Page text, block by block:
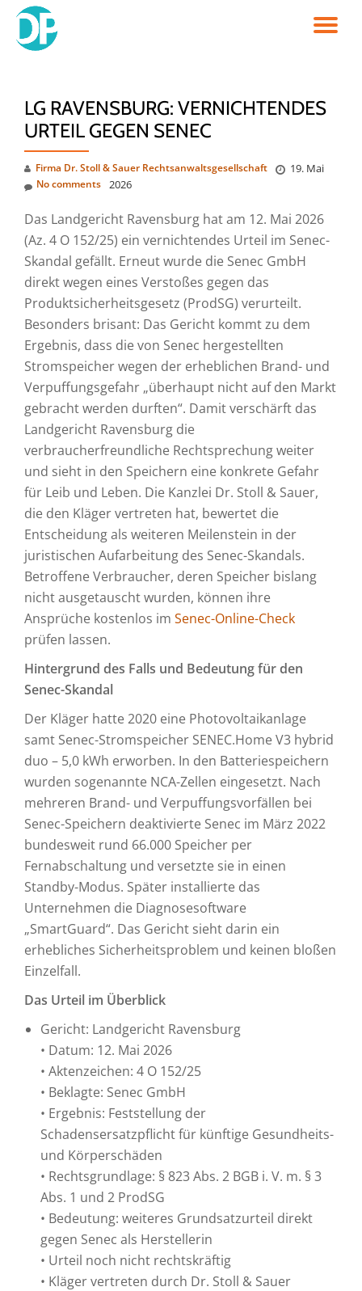
Skip
LG RAVENSBURG: VERNICHTENDES
URTEIL GEGEN SENEC
Firma Dr. Stoll & Sauer Rechtsanwaltsgesellschaft
19. Mai
2026
No comments
Das Landgericht Ravensburg hat am 12. Mai 2026
(Az. 4 O 152/25) ein vernichtendes Urteil im Senec-
Skandal gefällt. Erneut wurde die Senec GmbH
direkt wegen eines Verstoßes gegen das
Produktsicherheitsgesetz (ProdSG) verurteilt.
Besonders brisant: Das Gericht kommt zu dem
Ergebnis, dass die von Senec hergestellten
Stromspeicher wegen der erheblichen Brand- und
Verpuffungsgefahr „überhaupt nicht auf den Markt
gebracht werden durften“. Damit verschärft das
Landgericht Ravensburg die
verbraucherfreundliche Rechtsprechung weiter
und sieht in den Speichern eine konkrete Gefahr
für Leib und Leben. Die Kanzlei Dr. Stoll & Sauer,
die den Kläger vertreten hat, bewertet die
Entscheidung als weiteren Meilenstein in der
juristischen Aufarbeitung des Senec-Skandals.
Betroffene Verbraucher, deren Speicher bislang
nicht ausgetauscht wurden, können ihre
Ansprüche kostenlos im Senec-Online-Check
prüfen lassen.
Hintergrund des Falls und Bedeutung für den
Senec-Skandal
Der Kläger hatte 2020 eine Photovoltaikanlage
samt Senec-Stromspeicher SENEC.Home V3 hybrid
duo – 5,0 kWh erworben. In den Batteriespeichern
wurden sogenannte NCA-Zellen eingesetzt. Nach
mehreren Brand- und Verpuffungsvorfällen bei
Senec-Speichern deaktivierte Senec im März 2022
bundesweit rund 66.000 Speicher per
Fernabschaltung und versetzte sie in einen
Standby-Modus. Später installierte das
Unternehmen die Diagnosesoftware
„SmartGuard“. Das Gericht sieht darin ein
erhebliches Sicherheitsproblem und keinen bloßen
Einzelfall.
Das Urteil im Überblick
Gericht: Landgericht Ravensburg
• Datum: 12. Mai 2026
• Aktenzeichen: 4 O 152/25
• Beklagte: Senec GmbH
• Ergebnis: Feststellung der
Schadensersatzpflicht für künftige Gesundheits-
und Körperschäden
• Rechtsgrundlage: § 823 Abs. 2 BGB i. V. m. § 3
Abs. 1 und 2 ProdSG
• Bedeutung: weiteres Grundsatzurteil direkt
gegen Senec als Herstellerin
• Urteil noch nicht rechtskräftig
• Kläger vertreten durch Dr. Stoll & Sauer